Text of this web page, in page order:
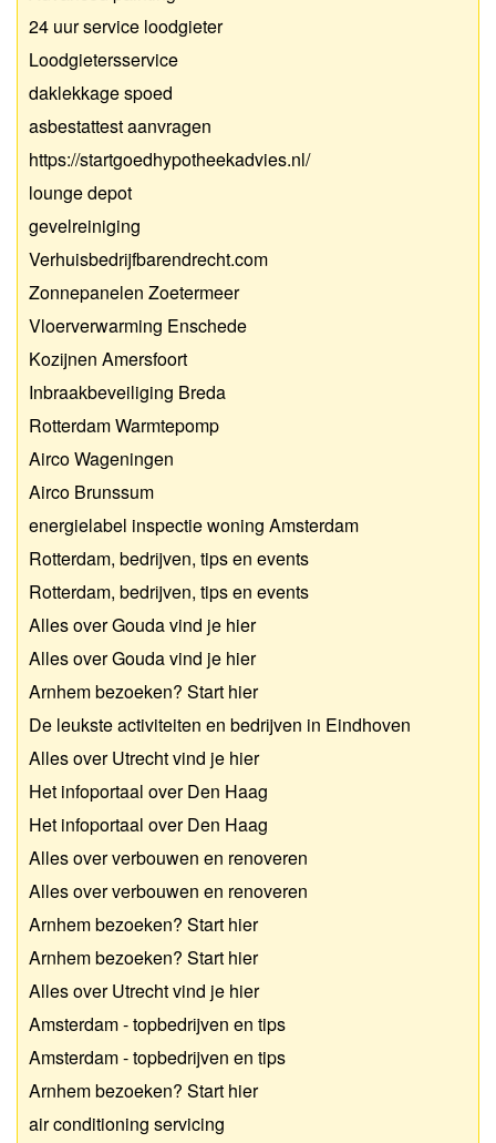
24 uur service loodgieter
Loodgietersservice
daklekkage spoed
asbestattest aanvragen
https://startgoedhypotheekadvies.nl/
lounge depot
gevelreiniging
Verhuisbedrijfbarendrecht.com
Zonnepanelen Zoetermeer
Vloerverwarming Enschede
Kozijnen Amersfoort
Inbraakbeveiliging Breda
Rotterdam Warmtepomp
Airco Wageningen
Airco Brunssum
energielabel inspectie woning Amsterdam
Rotterdam, bedrijven, tips en events
Rotterdam, bedrijven, tips en events
Alles over Gouda vind je hier
Alles over Gouda vind je hier
Arnhem bezoeken? Start hier
De leukste activiteiten en bedrijven in Eindhoven
Alles over Utrecht vind je hier
Het infoportaal over Den Haag
Het infoportaal over Den Haag
Alles over verbouwen en renoveren
Alles over verbouwen en renoveren
Arnhem bezoeken? Start hier
Arnhem bezoeken? Start hier
Alles over Utrecht vind je hier
Amsterdam - topbedrijven en tips
Amsterdam - topbedrijven en tips
Arnhem bezoeken? Start hier
air conditioning servicing